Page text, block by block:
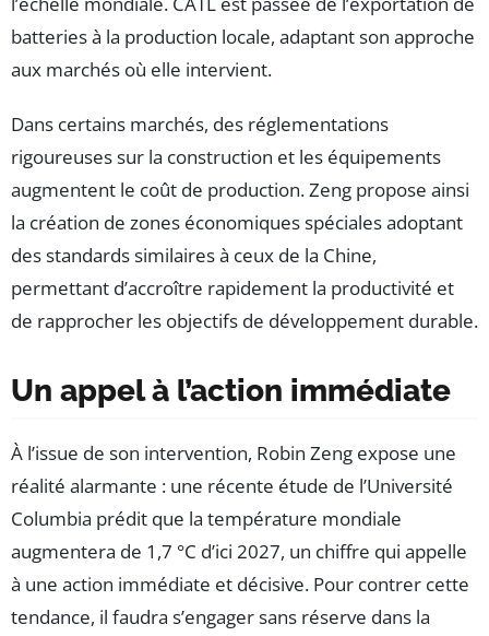
batteries à la production locale, adaptant son approche
aux marchés où elle intervient.
Dans certains marchés, des réglementations
rigoureuses sur la construction et les équipements
augmentent le coût de production. Zeng propose ainsi
la création de zones économiques spéciales adoptant
des standards similaires à ceux de la Chine,
permettant d’accroître rapidement la productivité et
de rapprocher les objectifs de développement durable.
Un appel à l’action immédiate
À l’issue de son intervention, Robin Zeng expose une
réalité alarmante : une récente étude de l’Université
Columbia prédit que la température mondiale
augmentera de 1,7 °C d’ici 2027, un chiffre qui appelle
à une action immédiate et décisive. Pour contrer cette
tendance, il faudra s’engager sans réserve dans la